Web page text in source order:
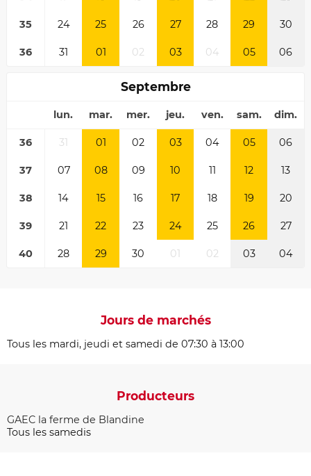
35 24 25 26 27 28 29 30
36 31 01 02 03 04 05 06
Septembre
lun. mar. mer. jeu. ven. sam. dim.
36 31 01 02 03 04 05 06
37 07 08 09 10 11 12 13
38 14 15 16 17 18 19 20
39 21 22 23 24 25 26 27
40 28 29 30 01 02 03 04
Jours de marchés
Tous les mardi, jeudi et samedi de 07:30 à 13:00
Producteurs
GAEC la ferme de Blandine
Tous les samedis